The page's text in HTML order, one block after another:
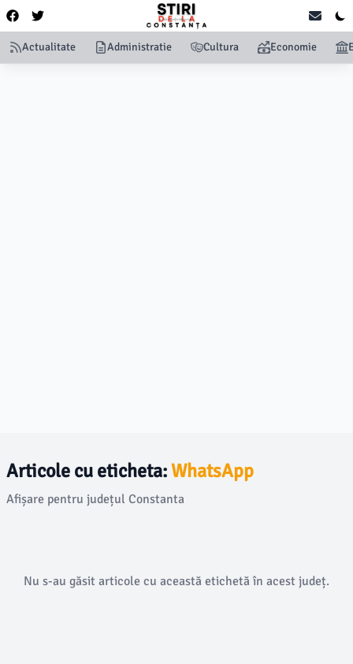
Actualitate Administratie Cultura Economie
Articole cu eticheta:WhatsApp
Afișare pentru județul Constanta
Nu s-au găsit articole cu această etichetă în acest județ.